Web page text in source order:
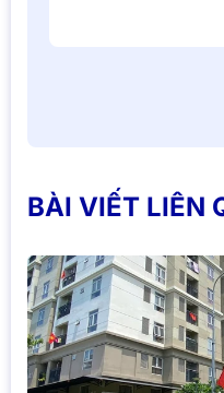
BÀI VIẾT LIÊN